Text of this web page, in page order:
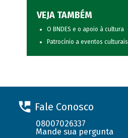
VEJA TAMBÉM
O BNDES e o apoio à cultura
Patrocínio a eventos culturais
Fale Conosco
08007026337
Mande sua pergunta